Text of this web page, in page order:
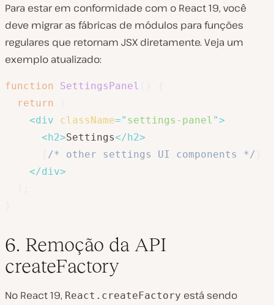
Para estar em conformidade com o React 19, você
deve migrar as fábricas de módulos para funções
regulares que retornam JSX diretamente. Veja um
exemplo atualizado:
function SettingsPanel
return
<div className=" settings-panel ">
<h2>Settings</h2>
/* other settings UI components */
</div>
6. Remoção da API
createFactory
No React 19, React.createFactory está sendo